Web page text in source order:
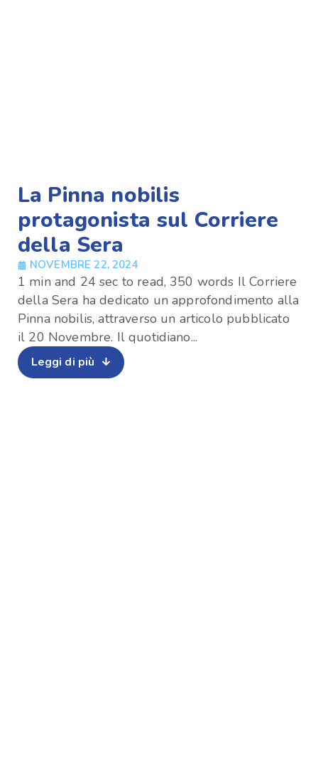
La Pinna nobilis
protagonista sul Corriere
della Sera
NOVEMBRE 22, 2024
1 min and 24 sec to read, 350 words Il Corriere
della Sera ha dedicato un approfondimento alla
Pinna nobilis, attraverso un articolo pubblicato
il 20 Novembre. Il quotidiano...
Leggi di più